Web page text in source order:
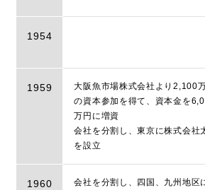
1954
1959
大阪魚市場株式会社より2,100
の資本参加を得て、資本金を
万円に増資
会社を分割し、東京に株式会社
を設立
1960
会社を分割し、四国、九州地区